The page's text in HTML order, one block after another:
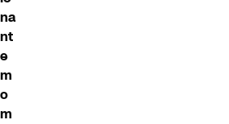
na
nt
e
m
o
m